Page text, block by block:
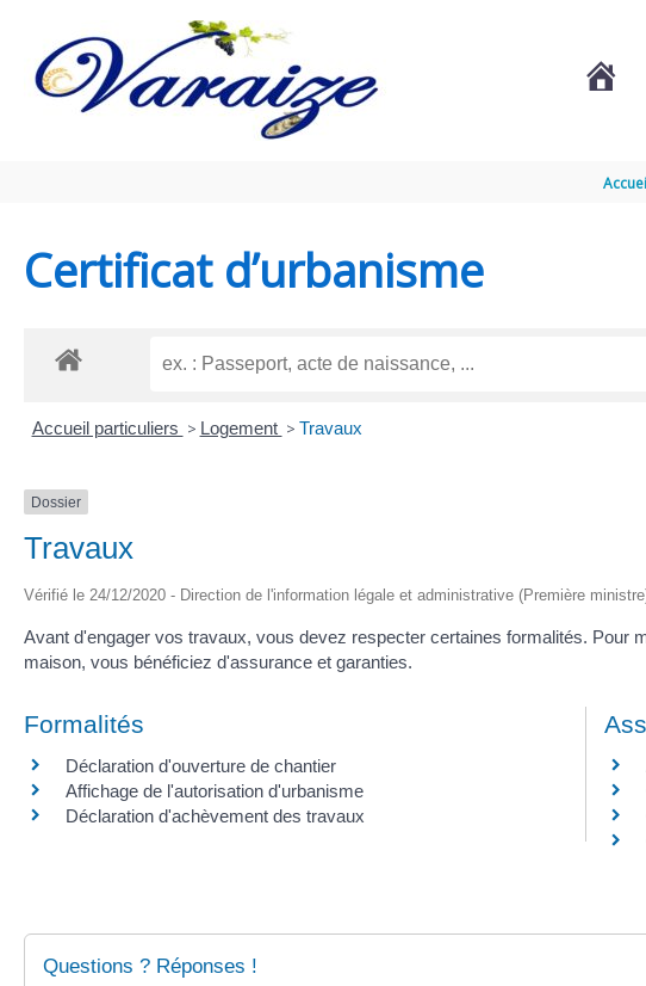
Certificat d’urbanisme
Accueil particuliers > Logement > Travaux
Dossier
Travaux
Vérifié le 24/12/2020 - Direction de l'information légale et administrative (Première
Avant d'engager vos travaux, vous devez respecter certaines formalités. Pour
maison, vous bénéficiez d'assurance et garanties.
Formalités
Déclaration d'ouverture de chantier
Affichage de l'autorisation d'urbanisme
Déclaration d'achèvement des travaux
Questions ? Réponses !